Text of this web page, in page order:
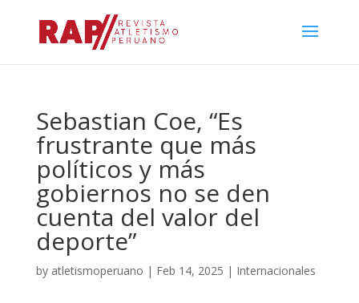
Sebastian Coe, “Es
frustrante que más
políticos y más
gobiernos no se den
cuenta del valor del
deporte”
by atletismoperuano | Feb 14, 2025 | Internacionales